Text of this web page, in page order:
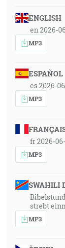
ENGLISH
en 2026-
MP3
ESPAÑOL
es 2026-
MP3
fr 2026-
MP3
SWAHILI
strebt
MP3